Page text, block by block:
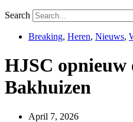
Search
Breaking, Heren, Nieuws,
HJSC opnieuw
Bakhuizen
April 7, 2026